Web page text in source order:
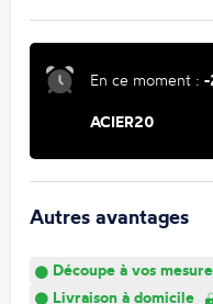
En ce moment :-
ACIER20
Autres avantages
Découpe à vos
Livraison à domicile